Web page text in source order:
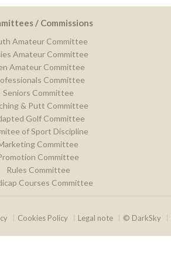
/ Commissions
Amateur Committee
Amateur Committee
Amateur Committee
Committee
Seniors Committee
& Putt Committee
Golf Committee
of Sport Discipline
Committee
Committee
Rules Committee
Courses Committee
Cookies Policy Legal note © DarkSky